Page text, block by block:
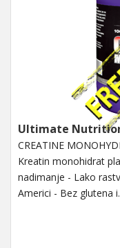
Ultimate
CREATINE
Kreatin monohidrat
nadimanje - Lako
Americi - Bez glutena